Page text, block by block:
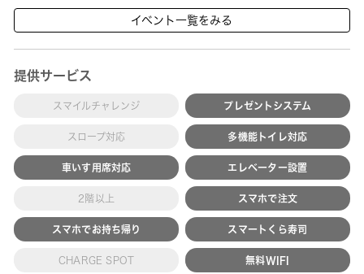
イベント一覧をみる
提供サービス
スマイルチャレンジ プレゼントシステム
スロープ対応 多機能トイレ対応
車いす用席対応 エレベーター設置
2階以上 スマホで注文
スマホでお持ち帰り スマートくら寿司
CHARGE SPOT 無料WIFI